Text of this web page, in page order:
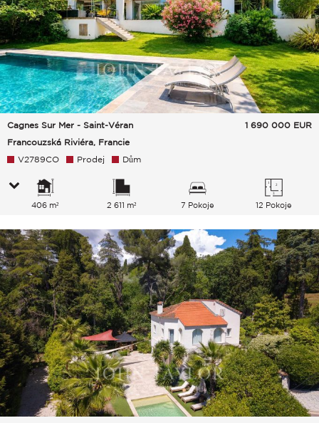
Cagnes Sur Mer - Saint-Véran
Francouzská Riviéra, Francie
1 690 000 EUR
V2789CO Prodej Dům
406 m² 2 611 m² 7 Pokoje 12 Pokoje